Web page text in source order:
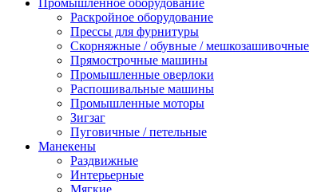
Промышленное оборудование
Раскройное оборудование
Прессы для фурнитуры
Скорняжные / обувные / мешкозашивочные
Прямострочные машины
Промышленные оверлоки
Распошивальные машины
Промышленные моторы
Зигзаг
Пуговичные / петельные
Манекены
Раздвижные
Интерьерные